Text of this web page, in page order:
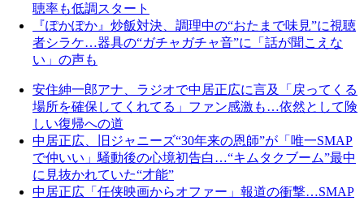
聴率も低調スタート
『ぽかぽか』炒飯対決、調理中の“おたまで味見”に視聴
者シラケ…器具の“ガチャガチャ音”に「話が聞こえな
い」の声も
安住紳一郎アナ、ラジオで中居正広に言及「戻ってくる
場所を確保してくれてる」ファン感激も…依然として険
しい復帰への道
中居正広、旧ジャニーズ“30年来の恩師”が「唯一SMAP
で仲いい」騒動後の心境初告白…“キムタクブーム”最中
に見抜かれていた“才能”
中居正広「任侠映画からオファー」報道の衝撃…SMAP